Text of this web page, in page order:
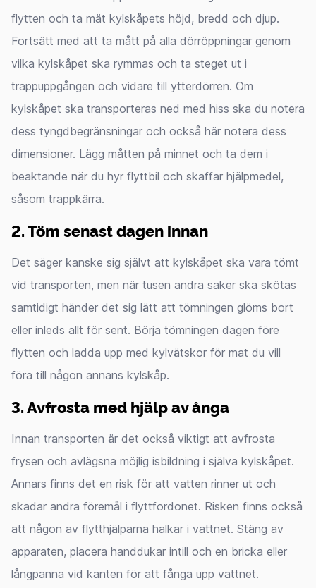
flytten och ta mät kylskåpets höjd, bredd och djup.
Fortsätt med att ta mått på alla dörröppningar genom
vilka kylskåpet ska rymmas och ta steget ut i
trappuppgången och vidare till ytterdörren. Om
kylskåpet ska transporteras ned med hiss ska du notera
dess tyngdbegränsningar och också här notera dess
dimensioner. Lägg måtten på minnet och ta dem i
beaktande när du hyr flyttbil och skaffar hjälpmedel,
såsom trappkärra.
2. Töm senast dagen innan
Det säger kanske sig självt att kylskåpet ska vara tömt
vid transporten, men när tusen andra saker ska skötas
samtidigt händer det sig lätt att tömningen glöms bort
eller inleds allt för sent. Börja tömningen dagen före
flytten och ladda upp med kylvätskor för mat du vill
föra till någon annans kylskåp.
3. Avfrosta med hjälp av ånga
Innan transporten är det också viktigt att avfrosta
frysen och avlägsna möjlig isbildning i själva kylskåpet.
Annars finns det en risk för att vatten rinner ut och
skadar andra föremål i flyttfordonet. Risken finns också
att någon av flytthjälparna halkar i vattnet. Stäng av
apparaten, placera handdukar intill och en bricka eller
långpanna vid kanten för att fånga upp vattnet.